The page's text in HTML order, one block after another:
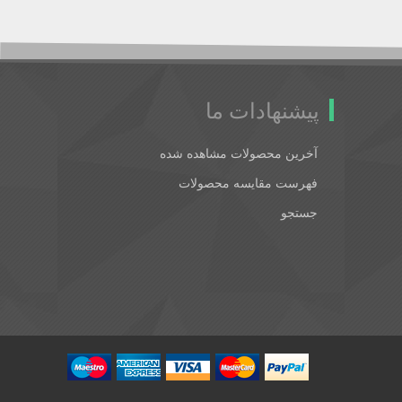
پیشنهادات ما
آخرین محصولات مشاهده شده
فهرست مقایسه محصولات
جستجو